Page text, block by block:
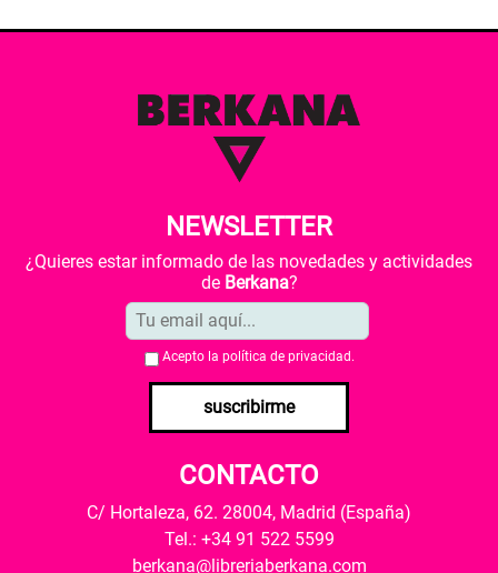
NEWSLETTER
¿Quieres estar informado de las novedades y actividades
de Berkana?
Acepto la política de privacidad .
suscribirme
CONTACTO
C/ Hortaleza, 62. 28004, Madrid (España)
Tel.: +34 91 522 5599
berkana@libreriaberkana.com